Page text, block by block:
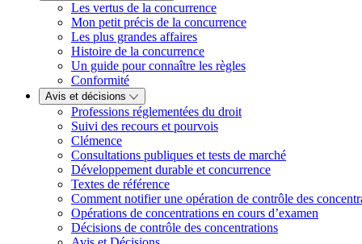
Les vertus de la concurrence
Mon petit précis de la concurrence
Les plus grandes affaires
Histoire de la concurrence
Un guide pour connaître les règles
Conformité
Avis et décisions
Professions réglementées du droit
Suivi des recours et pourvois
Clémence
Consultations publiques et tests de marché
Développement durable et concurrence
Textes de référence
Comment notifier une opération de contrôle des
Opérations de concentrations en cours d’examen
Décisions de contrôle des concentrations